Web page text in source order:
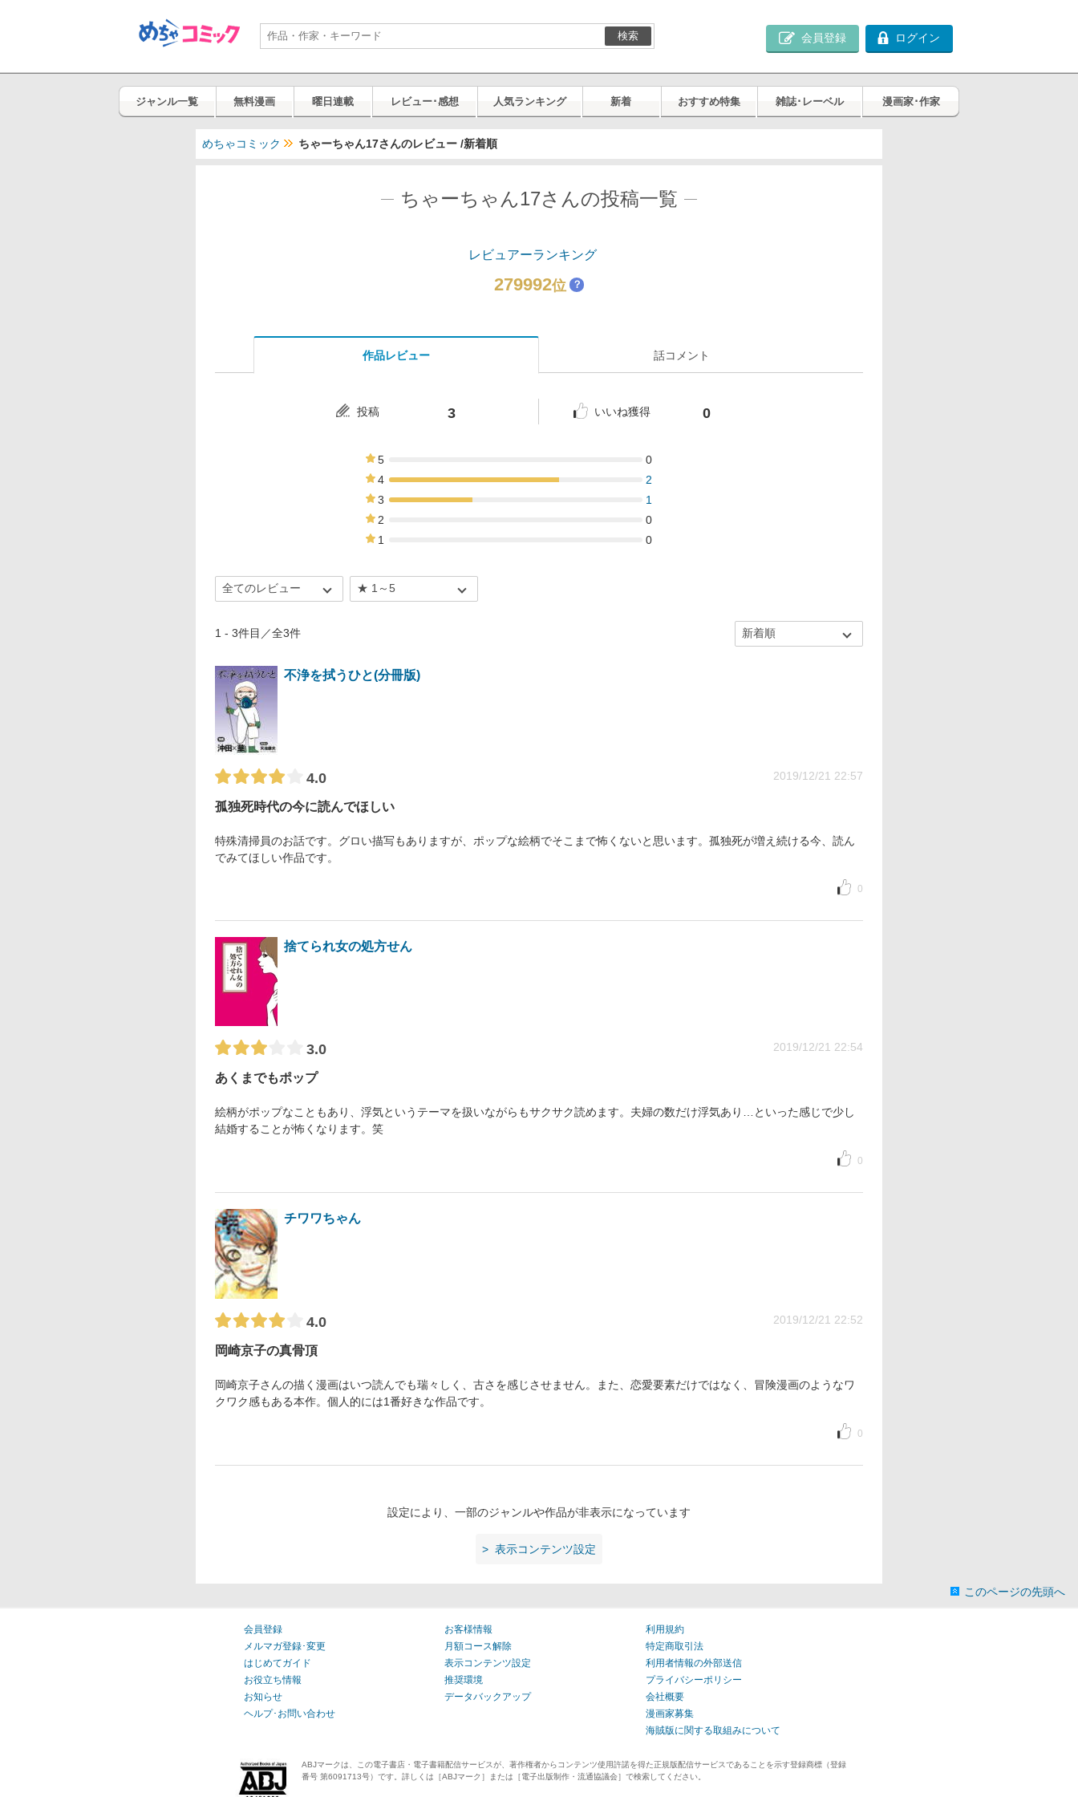
検索 会員登録 ログイン
ジャンル一覧 無料漫画 曜日連載 レビュー･感想 人気ランキング 新着 おすすめ特集 雑誌･レーベル 漫画家･作家
めちゃコミック ちゃーちゃん17さんのレビュー /新着順
ちゃーちゃん17さんの投稿一覧
レビュアーランキング
279992位 ？
作品レビュー 話コメント
投稿 3 いいね獲得 0
5
0
4
2
3
1
2
0
1
0
1 - 3件目／全3件
不浄を拭うひと(分冊版)
4.0 2019/12/21 22:57
孤独死時代の今に読んでほしい
特殊清掃員のお話です。グロい描写もありますが、ポップな絵柄でそこまで怖くないと思います。孤独死が増え続ける今、読ん
でみてほしい作品です。
0
捨てられ女の処方せん
3.0 2019/12/21 22:54
あくまでもポップ
絵柄がポップなこともあり、浮気というテーマを扱いながらもサクサク読めます。夫婦の数だけ浮気あり…といった感じで少し
結婚することが怖くなります。笑
0
チワワちゃん
4.0 2019/12/21 22:52
岡崎京子の真骨頂
岡崎京子さんの描く漫画はいつ読んでも瑞々しく、古さを感じさせません。また、恋愛要素だけではなく、冒険漫画のようなワ
クワク感もある本作。個人的には1番好きな作品です。
0
設定により、一部のジャンルや作品が非表示になっています
表示コンテンツ設定
このページの先頭へ
会員登録
メルマガ登録･変更
はじめてガイド
お役立ち情報
お知らせ
ヘルプ･お問い合わせ
お客様情報
月額コース解除
表示コンテンツ設定
推奨環境
データバックアップ
利用規約
特定商取引法
利用者情報の外部送信
プライバシーポリシー
会社概要
漫画家募集
海賊版に関する取組みについて
ABJマークは、この電子書店・電子書籍配信サービスが、著作権者からコンテンツ使用許諾を得た正規版配信サービスであることを示す登録商標（登録
番号 第6091713号）です。詳しくは［ABJマーク］または［電子出版制作・流通協議会］で検索してください。